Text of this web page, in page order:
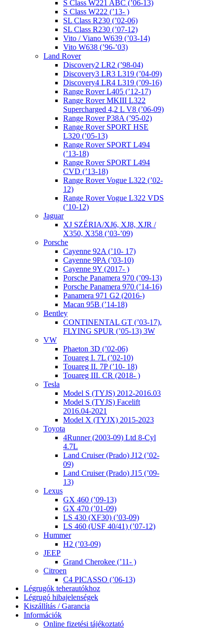
S Class W221 ABC (’06-13)
S Class W222 (’13- )
SL Class R230 (’02-06)
SL Class R230 (’07-12)
Vito / Viano W639 (’03-14)
Vito W638 (’96-’03)
Land Rover
Discovery2 LR2 (’98-04)
Discovery3 LR3 L319 (’04-09)
Discovery4 LR4 L319 (’09-16)
Range Rover L405 (’12-17)
Range Rover MKIII L322
Supercharged 4,2 L V8 (’06-09)
Range Rover P38A (’95-02)
Range Rover SPORT HSE
L320 (’05-13)
Range Rover SPORT L494
(’13-18)
Range Rover SPORT L494
CVD (’13-18)
Range Rover Vogue L322 (’02-
12)
Range Rover Vogue L322 VDS
(’10-12)
Jaguar
XJ SZÉRIA/XJ6, XJ8, XJR /
X350, X358 (’03-’09)
Porsche
Cayenne 92A (’10- 17)
Cayenne 9PA (’03-10)
Cayenne 9Y (2017- )
Porsche Panamera 970 (’09-13)
Porsche Panamera 970 (’14-16)
Panamera 971 G2 (2016-)
Macan 95B (’14-18)
Bentley
CONTINENTAL GT (’03-17),
FLYING SPUR (’05-13) 3W
VW
Phaeton 3D (’02-06)
Touareg I. 7L (’02-10)
Touareg II. 7P (’10- 18)
Touareg III. CR (2018- )
Tesla
Model S (TYJS) 2012-2016.03
Model S (TYJS) Facelift
2016.04-2021
Model X (TYJX) 2015-2023
Toyota
4Runner (2003-09) Ltd 8-Cyl
4.7L
Land Cruiser (Prado) J12 (’02-
09)
Land Cruiser (Prado) J15 (’09-
13)
Lexus
GX 460 (’09-13)
GX 470 (’01-09)
LS 430 (XF30) (’03-09)
LS 460 (USF 40/41) (’07-12)
Hummer
H2 (’03-09)
JEEP
Grand Cherokee (’11- )
Citroen
C4 PICASSO (’06-13)
Légrugók teherautókhoz
Légrugó hibajelenségek
Kiszállítás / Garancia
Információk
Online fizetési tájékoztató